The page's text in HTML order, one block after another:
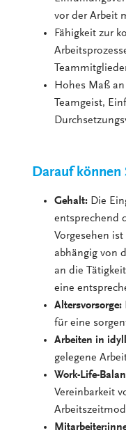
vor der Arbeit
Fähigkeit zur
Hohes Maß
Teamgeist,
Darauf können
Gehalt: Die
entsprechend
Vorgesehen
abhängig von
an die
eine
Altersvorsorge:
für eine
Arbeiten in
gelegene
Work-Life-
Vereinbarkeit